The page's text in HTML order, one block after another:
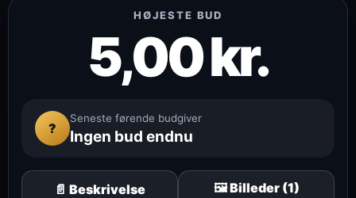
HØJESTE BUD
5,00 kr.
?
Seneste førende budgiver
Ingen bud endnu
📄 Beskrivelse 🖼️ Billeder (1)